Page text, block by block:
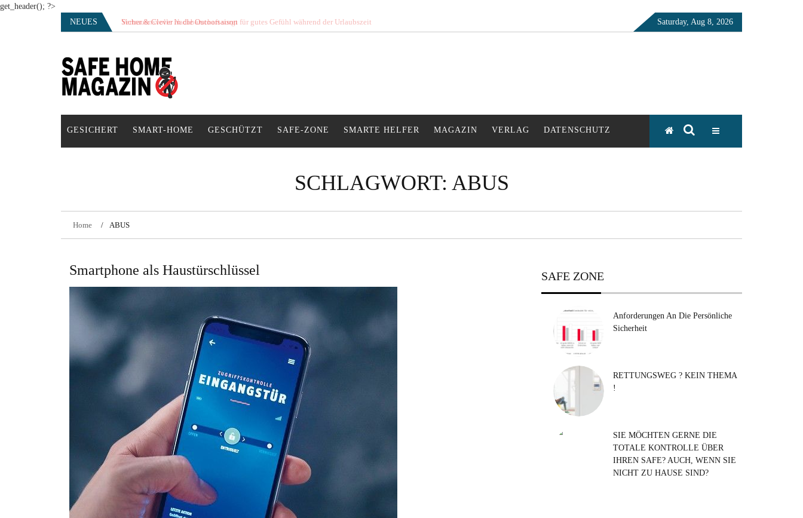
get_header(); ?>
NEUES Vertrauensvolle Nachbarschaft sorgt für gutes Gefühl während der Urlaubszeit Saturday, Aug 8, 2026
SAFE HOME Magazin
Sicherlich sicher ich
GESICHERT SMART-HOME GESCHÜTZT SAFE-ZONE SMARTE HELFER MAGAZIN VERLAG DATENSCHUTZ
SCHLAGWORT: ABUS
Home ABUS
Smartphone als Haustürschlüssel SAFE ZONE
Anforderungen An Die Persönliche
Sicherheit
RETTUNGSWEG ? KEIN THEMA
!
SIE MÖCHTEN GERNE DIE
TOTALE KONTROLLE ÜBER
IHREN SAFE? AUCH, WENN SIE
NICHT ZU HAUSE SIND?